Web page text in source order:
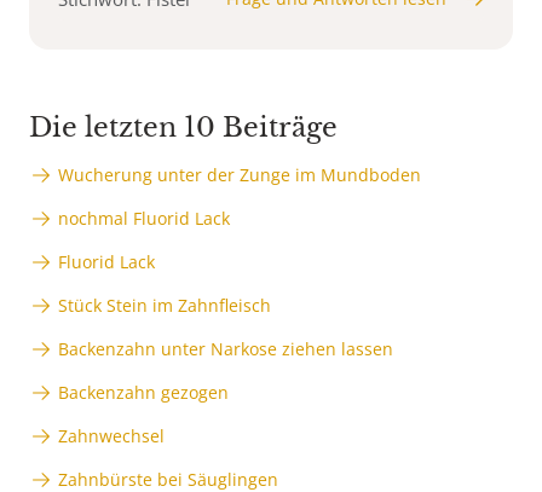
Die letzten 10 Beiträge
Wucherung unter der Zunge im Mundboden
nochmal Fluorid Lack
Fluorid Lack
Stück Stein im Zahnfleisch
Backenzahn unter Narkose ziehen lassen
Backenzahn gezogen
Zahnwechsel
Zahnbürste bei Säuglingen